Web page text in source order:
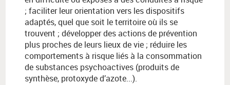
; faciliter leur orientation vers les dispositifs
adaptés, quel que soit le territoire où ils se
trouvent ; développer des actions de prévention
plus proches de leurs lieux de vie ; réduire les
comportementsà risque liés à la consommation
de substances psychoactives (produits de
synthèse, protoxyde d’azote...).